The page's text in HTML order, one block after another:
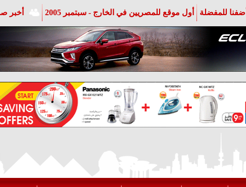
أضفنا للمفضلة أول موقع للمصريين في الخارج - سبتمبر 2005 أخبر